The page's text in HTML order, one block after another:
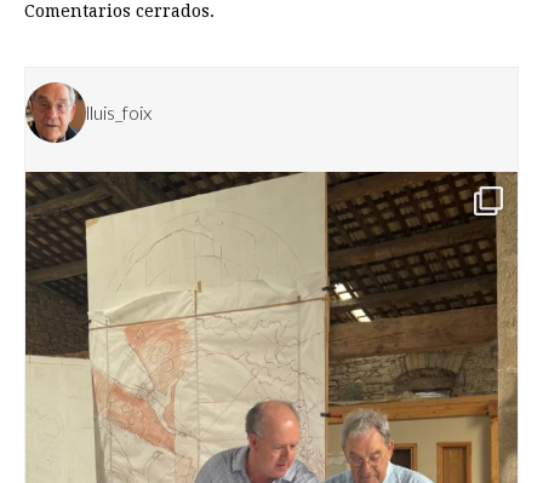
Comentarios cerrados.
lluis_foix